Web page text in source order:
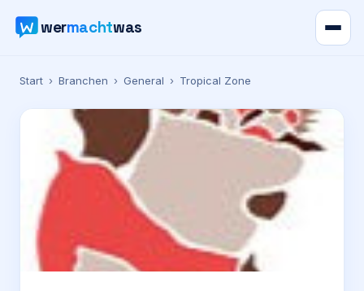
wermachtwas
Verzeichnis
Ratgeber
Werbung
Start › Branchen › General › Tropical Zone